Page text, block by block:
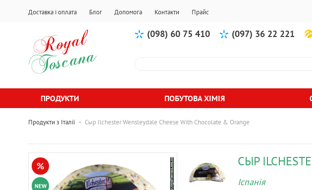
Доставка і оплата Блог Допомога Контакти Прайс
(098) 60 75 410 (097) 36 22 221
ПРОДУКТИ ПОБУТОВА ХІМІЯ
Продукти з Італії - Сыр Ilchester Wensleydale Cheese With Chocolate & Orange
NEW
% СЫР
Іспанія